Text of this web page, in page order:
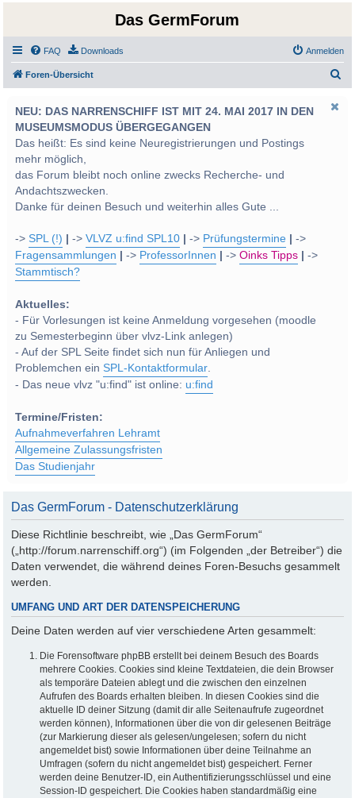
Das GermForum
FAQ Downloads Anmelden
Foren-Übersicht
NEU: DAS NARRENSCHIFF IST MIT 24. MAI 2017 IN DEN
MUSEUMSMODUS ÜBERGEGANGEN
Das heißt: Es sind keine Neuregistrierungen und Postings
mehr möglich,
das Forum bleibt noch online zwecks Recherche- und
Andachtszwecken.
Danke für deinen Besuch und weiterhin alles Gute ...
->SPL (!) ->VLVZ u:find SPL10 -> Prüfungstermine
->
Fragensammlungen
-> ProfessorInnen ->Oinks Tipps
->
Stammtisch?
Aktuelles:
- Für Vorlesungen ist keine Anmeldung vorgesehen (moodle
zu Semesterbeginn über vlvz-Link anlegen)
- Auf der SPL Seite findet sich nun für Anliegen und
Problemchen einSPL-Kontaktformular.
- Das neue vlvz "u:find" ist online: u:find
Termine/Fristen:
Aufnahmeverfahren Lehramt
Allgemeine Zulassungsfristen
Das Studienjahr
Das GermForum - Datenschutzerklärung
Diese Richtlinie beschreibt, wie „Das GermForum“
(„http://forum.narrenschiff.org“) (im Folgenden „der Betreiber“) die
Daten verwendet, die während deines Foren-Besuchs gesammelt
werden.
UMFANG UND ART DER DATENSPEICHERUNG
Deine Daten werden auf vier verschiedene Arten gesammelt:
Die Forensoftware phpBB erstellt bei deinem Besuch des Boards
mehrere Cookies. Cookies sind kleine Textdateien, die dein Browser
als temporäre Dateien ablegt und die zwischen den einzelnen
Aufrufen des Boards erhalten bleiben. In diesen Cookies sind die
aktuelle ID deiner Sitzung (damit dir alle Seitenaufrufe zugeordnet
werden können), Informationen über die von dir gelesenen Beiträge
(zur Markierung dieser als gelesen/ungelesen; sofern du nicht
angemeldet bist) sowie Informationen über deine Teilnahme an
Umfragen (sofern du nicht angemeldet bist) gespeichert. Ferner
werden deine Benutzer-ID, ein Authentifizierungsschlüssel und eine
Session-ID gespeichert. Die Cookies haben standardmäßig eine